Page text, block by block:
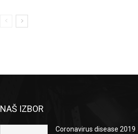
NAŠ IZBOR
Coronavirus disease 2019